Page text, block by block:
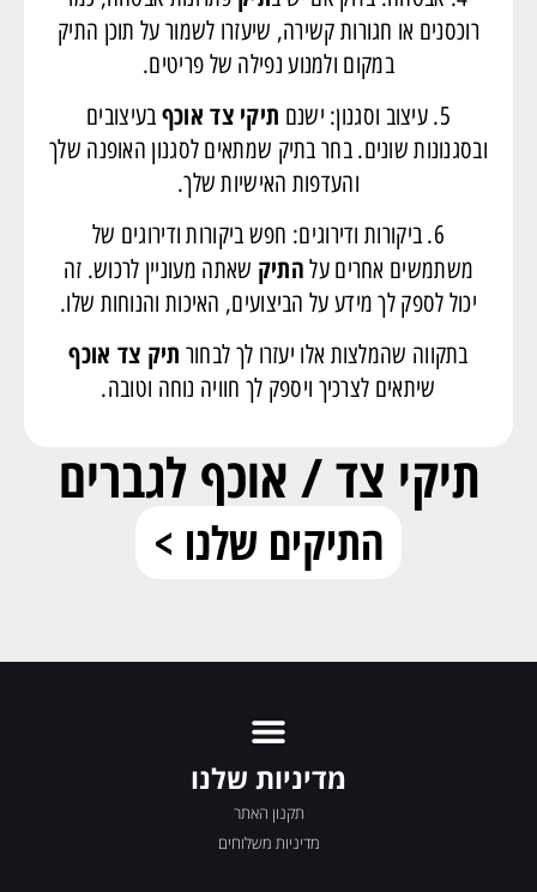
רוכסנים או חגורות קשירה, שיעזרו לשמור על תוכן התיק
במקום ולמנוע נפילה של פריטים.
5. עיצוב וסגנון: ישנם
תיקי צד אוכף בעיצובים
ובסגנונות שונים. בחר בתיק שמתאים לסגנון האופנה שלך
והעדפות האישיות שלך.
6. ביקורות ודירוגים: חפש ביקורות ודירוגים של
משתמשים אחרים על התיק שאתה מעוניין לרכוש. זה
יכול לספק לך מידע על הביצועים, האיכות והנוחות שלו.
בתקווה שהמלצות אלו יעזרו לך לבחור תיק צד אוכף
שיתאים לצרכיך ויספק לך חוויה נוחה וטובה.
תיקי צד / אוכף לגברים
התיקים שלנו >
מדיניות שלנו
תקנון האתר
מדיניות משלוחים